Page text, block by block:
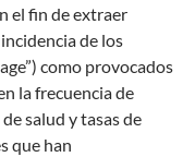
el fin de extraer
de los
como provocados
la frecuencia de
salud y tasas de
que han